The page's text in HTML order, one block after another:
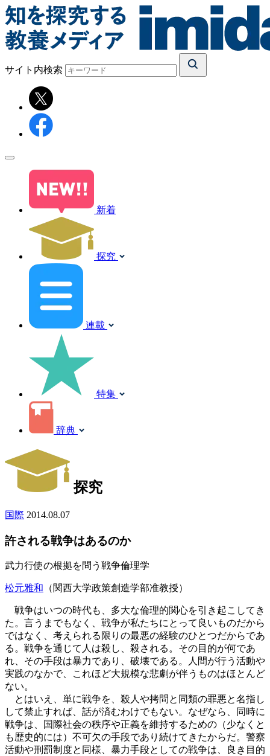
サイト内検索
新着
探究
連載
特集
辞典
探究
国際 2014.08.07
許される戦争はあるのか
武力行使の根拠を問う戦争倫理学
松元雅和 （関西大学政策創造学部准教授）
戦争はいつの時代も、多大な倫理的関心を引き起こしてき
た。言うまでもなく、戦争が私たちにとって良いものだから
ではなく、考えられる限りの最悪の経験のひとつだからであ
る。戦争を通じて人は殺し、殺される。その目的が何であ
れ、その手段は暴力であり、破壊である。人間が行う活動や
実践のなかで、これほど大規模な悲劇が伴うものはほとんど
ない。
とはいえ、単に戦争を、殺人や拷問と同類の罪悪と名指し
して禁止すれば、話が済むわけでもない。なぜなら、同時に
戦争は、国際社会の秩序や正義を維持するための（少なくと
も歴史的には）不可欠の手段であり続けてきたからだ。警察
活動や刑罰制度と同様、暴力手段としての戦争は、良き目的